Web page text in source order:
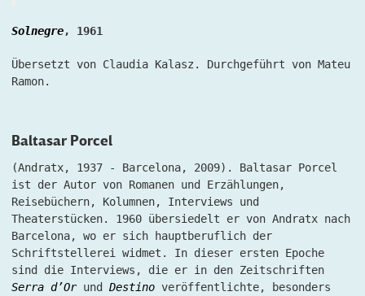
Solnegre, 1961
Übersetzt von Claudia Kalasz. Durchgeführt von Mateu
Ramon.
Baltasar Porcel
(Andratx, 1937 - Barcelona, 2009). Baltasar Porcel
ist der Autor von Romanen und Erzählungen,
Reisebüchern, Kolumnen, Interviews und
Theaterstücken. 1960 übersiedelt er von Andratx nach
Barcelona, wo er sich hauptberuflich der
Schriftstellerei widmet. In dieser ersten Epoche
sind die Interviews, die er in den Zeitschriften
Serra d’Orund Destinoveröffentlichte, besonders